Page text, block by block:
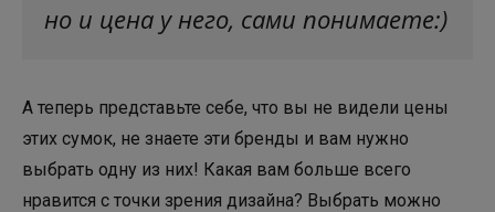
но и цена у него, сами понимаете:)
А теперь представьте себе, что вы не видели цены
этих сумок, не знаете эти бренды и вам нужно
выбрать одну из них! Какая вам больше всего
нравится с точки зрения дизайна? Выбрать можно